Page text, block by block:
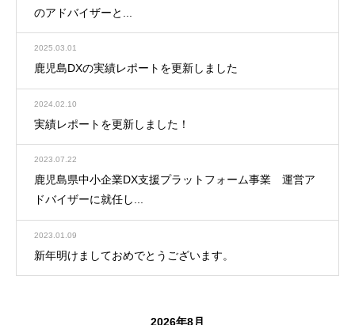
のアドバイザーと...
2025.03.01
鹿児島DXの実績レポートを更新しました
2024.02.10
実績レポートを更新しました！
2023.07.22
鹿児島県中小企業DX支援プラットフォーム事業 運営ア
ドバイザーに就任し...
2023.01.09
新年明けましておめでとうございます。
2026年8月